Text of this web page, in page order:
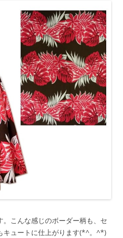
こんな感じのボーダー柄も、セ
キュートに仕上がります(*^。^*)